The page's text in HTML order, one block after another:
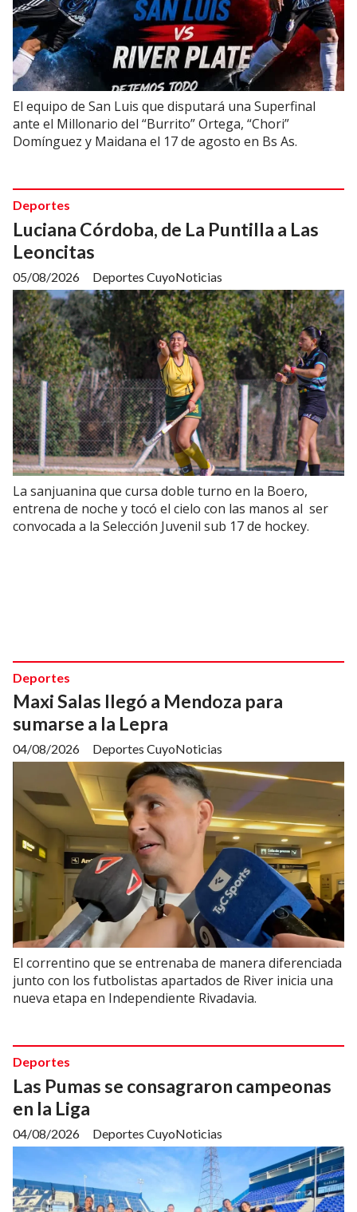
El equipo de San Luis que disputará una Superfinal
ante el Millonario del “Burrito” Ortega, “Chori”
Domínguez y Maidana el 17 de agosto en Bs As.
Luciana Córdoba, de La Puntilla a Las
Leoncitas
Deportes CuyoNoticias
Deportes
05/08/2026
La sanjuanina que cursa doble turno en la Boero,
entrena de noche y tocó el cielo con las manos al ser
convocada a la Selección Juvenil sub 17 de hockey.
Maxi Salas llegó a Mendoza para
sumarse a la Lepra
Deportes CuyoNoticias
Deportes
04/08/2026
El correntino que se entrenaba de manera diferenciada
junto con los futbolistas apartados de River inicia una
nueva etapa en Independiente Rivadavia.
Las Pumas se consagraron campeonas
en la Liga
Deportes CuyoNoticias
Deportes
04/08/2026